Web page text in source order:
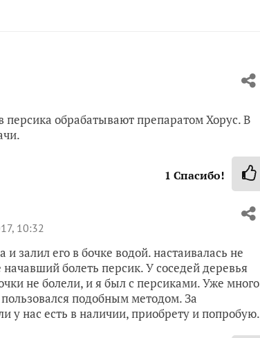
персика обрабатывают препаратом Хорус. В
1 Спасибо!
10:32
залил его в бочке водой. настаивалась не
болеть персик. У соседей деревья
не болели, и я был с персиками. Уже много
подобным методом. За
у нас есть в наличии, приобрету и попробую.